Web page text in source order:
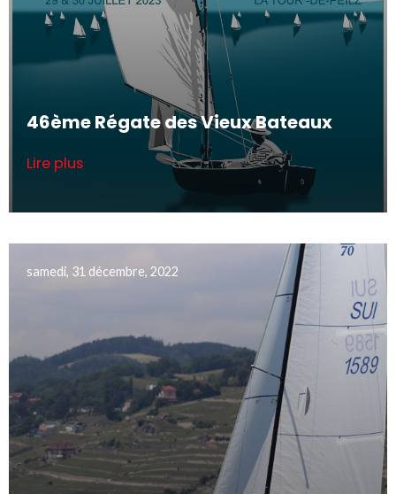
46ème Régate des Vieux Bateaux
Lire plus
samedi, 31 décembre, 2022